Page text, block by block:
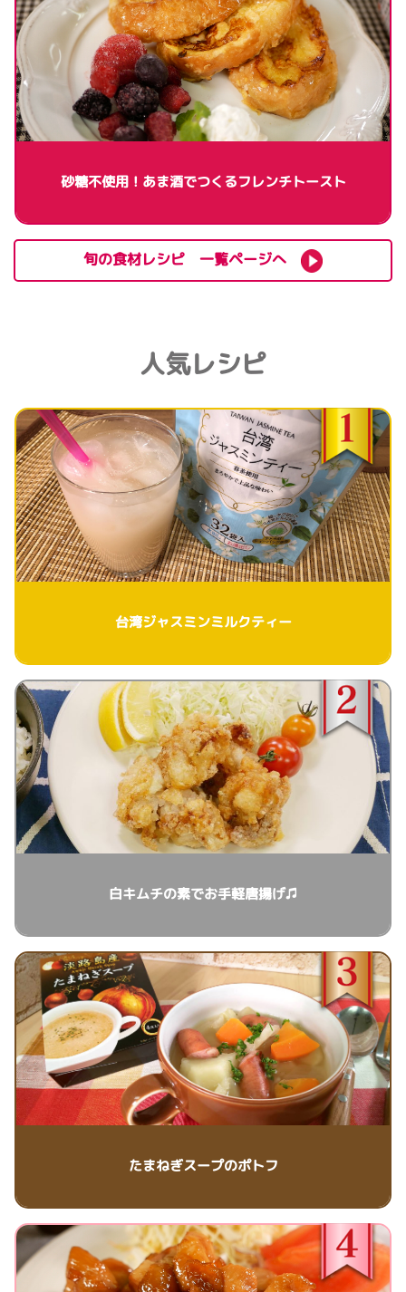
砂糖不使用！あま酒でつくるフレンチトースト
旬の食材レシピ 一覧ページへ
人気レシピ
台湾ジャスミンミルクティー
白キムチの素でお手軽唐揚げ♫
たまねぎスープのポトフ